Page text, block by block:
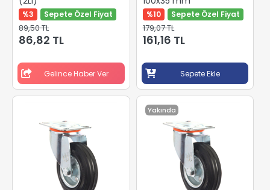
%3 Sepete Özel Fiyat
89,50 TL
86,82 TL
Gelince Haber Ver
%10 Sepete Özel Fiyat
179,07 TL
161,16 TL
Sepete Ekle
Yakında